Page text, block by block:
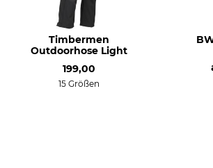
Timbermen
Outdoorhose Light
199,00
15 Größen